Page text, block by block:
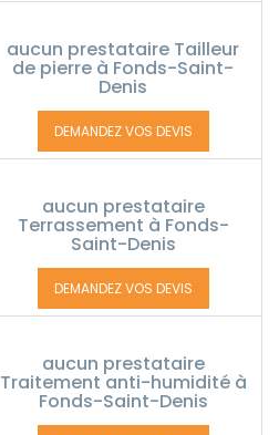
aucun prestataire Tailleur
de pierre à Fonds-Saint-
Denis
DEMANDEZ VOS DEVIS
aucun prestataire
Terrassement à Fonds-
Saint-Denis
DEMANDEZ VOS DEVIS
aucun prestataire
Traitement anti-humidité à
Fonds-Saint-Denis